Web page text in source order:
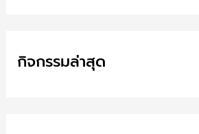
กิจกรรมล่าสุด